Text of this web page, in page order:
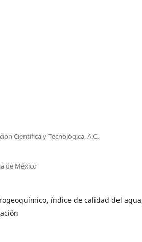
Científica y Tecnológica, A.C.
de México
índice de calidad del